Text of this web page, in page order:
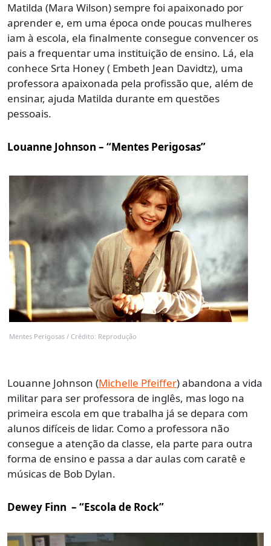
Matilda (Mara Wilson) sempre foi apaixonado por
aprender e, em uma época onde poucas mulheres
iam à escola, ela finalmente consegue convencer os
pais a frequentar uma instituição de ensino. Lá, ela
conhece Srta Honey ( Embeth Jean Davidtz), uma
professora apaixonada pela profissão que, além de
ensinar, ajuda Matilda durante em questões
pessoais.
Louanne Johnson – “Mentes Perigosas”
Mentes Perigosas / Crédito: Reprodução
Louanne Johnson (Michelle Pfeiffer) abandona a vida
militar para ser professora de inglês, mas logo na
primeira escola em que trabalha já se depara com
alunos difíceis de lidar. Como a professora não
consegue a atenção da classe, ela parte para outra
forma de ensino e passa a dar aulas com caratê e
músicas de Bob Dylan.
Dewey Finn – “Escola de Rock”